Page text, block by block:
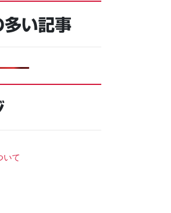
多い記事
いて